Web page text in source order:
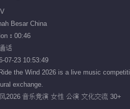
Besar China
：00:46
话
07-23 10:53:49
the Wind 2026 is a live music
exchange.
2026 音乐竞演 女性 公演 文化交流 30+